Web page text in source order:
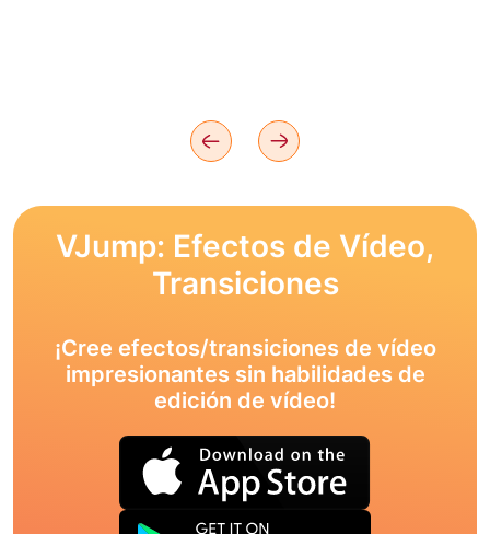
VJump: Efectos de Vídeo,
Transiciones
¡Cree efectos/transiciones de vídeo
impresionantes sin habilidades de
edición de vídeo!